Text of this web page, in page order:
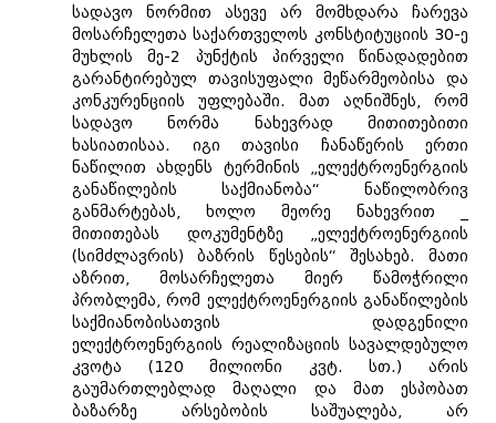
სადავო ნორმით ასევე არ მომხდარა ჩარევა
მოსარჩელეთა საქართველოს კონსტიტუციის 30-ე
მუხლის მე-2 პუნქტის პირველი წინადადებით
გარანტირებულ თავისუფალი მეწარმეობისა და
კონკურენციის უფლებაში. მათ აღნიშნეს, რომ
სადავო ნორმა ნახევრად მითითებითი
ხასიათისაა. იგი თავისი ჩანაწერის ერთი
ნაწილით ახდენს ტერმინის „ელექტროენერგიის
განაწილების საქმიანობა“ ნაწილობრივ
განმარტებას, ხოლო მეორე ნახევრით _
მითითებას დოკუმენტზე „ელექტროენერგიის
(სიმძლავრის) ბაზრის წესების“ შესახებ. მათი
აზრით, მოსარჩელეთა მიერ წამოჭრილი
პრობლემა, რომ ელექტროენერგიის განაწილების
საქმიანობისათვის დადგენილი
ელექტროენერგიის რეალიზაციის სავალდებულო
კვოტა (120 მილიონი კვტ. სთ.) არის
გაუმართლებლად მაღალი და მათ ესპობათ
ბაზარზე არსებობის საშუალება, არ